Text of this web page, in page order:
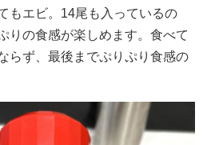
もエビ。14尾も入っているの
りの食感が楽しめます。食べて
らず、最後までぷりぷり食感の